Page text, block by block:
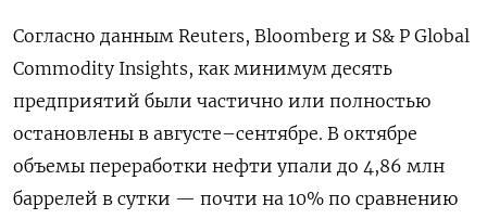
Согласно данным Reuters, Bloomberg и S& P Global
Commodity Insights, как минимум десять
предприятий были частично или полностью
остановлены в августе–сентябре. В октябре
объемы переработки нефти упали до 4,86 млн
баррелей в сутки — почти на 10% по сравнению